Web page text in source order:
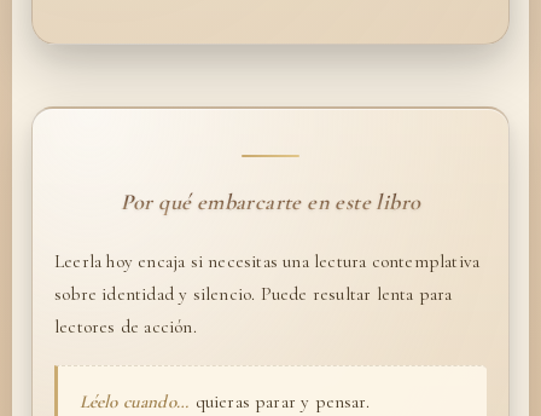
Por qué embarcarte en este libro
Leerla hoy encaja si necesitas una lectura contemplativa
sobre identidad y silencio. Puede resultar lenta para
lectores de acción.
Léelo cuando… quieras parar y pensar.